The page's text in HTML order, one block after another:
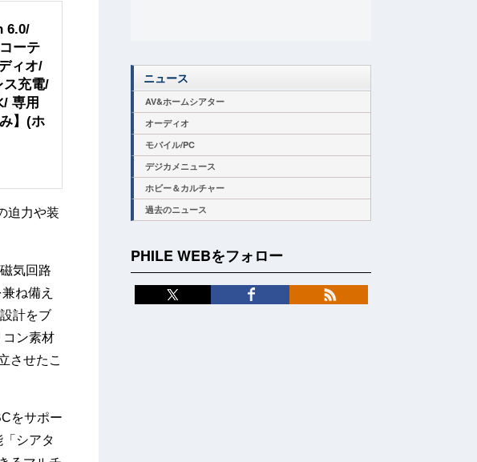
6.0/
ーテ
ィオ/
ス充電/
専用
】(ホ
迫力や装
気回路
ね備え
計をブ
コン素材
させたこ
をサポー
シアタ
ニュース
AV&ホームシアター
オーディオ
モバイル/PC
デジカメニュース
ホビー＆カルチャー
過去のニュース
PHILE WEBをフォロー